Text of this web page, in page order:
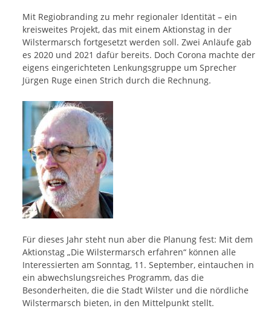
Mit Regiobranding zu mehr regionaler Identität – ein
kreisweites Projekt, das mit einem Aktionstag in der
Wilstermarsch fortgesetzt werden soll. Zwei Anläufe gab
es 2020 und 2021 dafür bereits. Doch Corona machte der
eigens eingerichteten Lenkungsgruppe um Sprecher
Jürgen Ruge einen Strich durch die Rechnung.
Für dieses Jahr steht nun aber die Planung fest: Mit dem
Aktionstag „Die Wilstermarsch erfahren“ können alle
Interessierten am Sonntag, 11. September, eintauchen in
ein abwechslungsreiches Programm, das die
Besonderheiten, die die Stadt Wilster und die nördliche
Wilstermarsch bieten, in den Mittelpunkt stellt.